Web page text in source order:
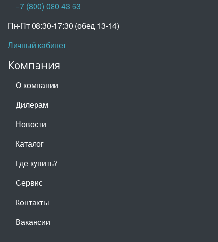
+7 (800) 080 43 63
Пн-Пт 08:30-17:30 (обед 13-14)
Личный кабинет
Компания
О компании
Дилерам
Новости
Каталог
Где купить?
Сервис
Контакты
Вакансии